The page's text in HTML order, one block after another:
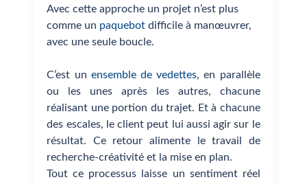
Avec cette approche un projet n’est plus
comme un paquebot difficile à manœuvrer,
avec une seule boucle.
C’est un ensemble de vedettes, en parallèle
ou les unes après les autres, chacune
réalisant une portion du trajet. Et à chacune
des escales, le client peut lui aussi agir sur le
résultat. Ce retour alimente le travail de
recherche-créativité et la mise en plan.
Tout ce processus laisse un sentiment réel